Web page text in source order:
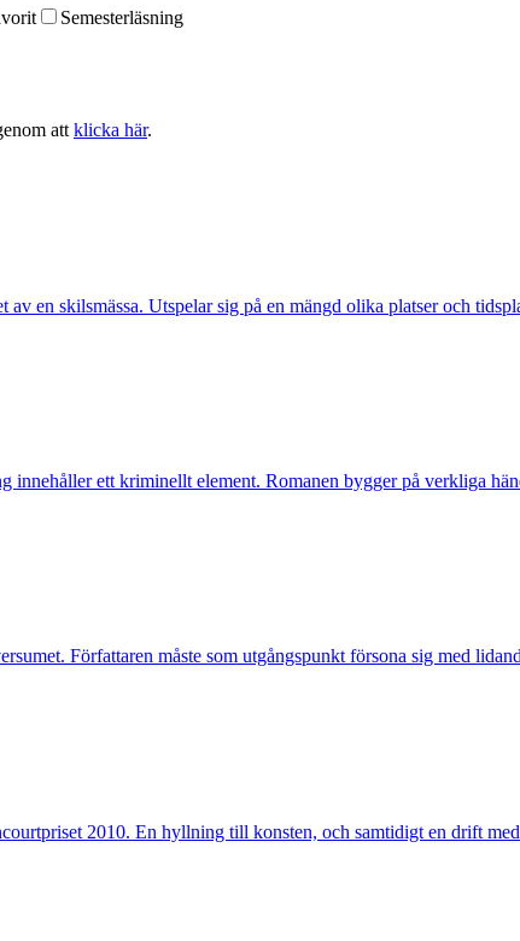
Semesterläsning
att klicka här.
en skilsmässa. Utspelar sig på en mängd olika platser och
innehåller ett kriminellt element. Romanen bygger på verkliga
Författaren måste som utgångspunkt försona sig med
2010. En hyllning till konsten, och samtidigt en drift